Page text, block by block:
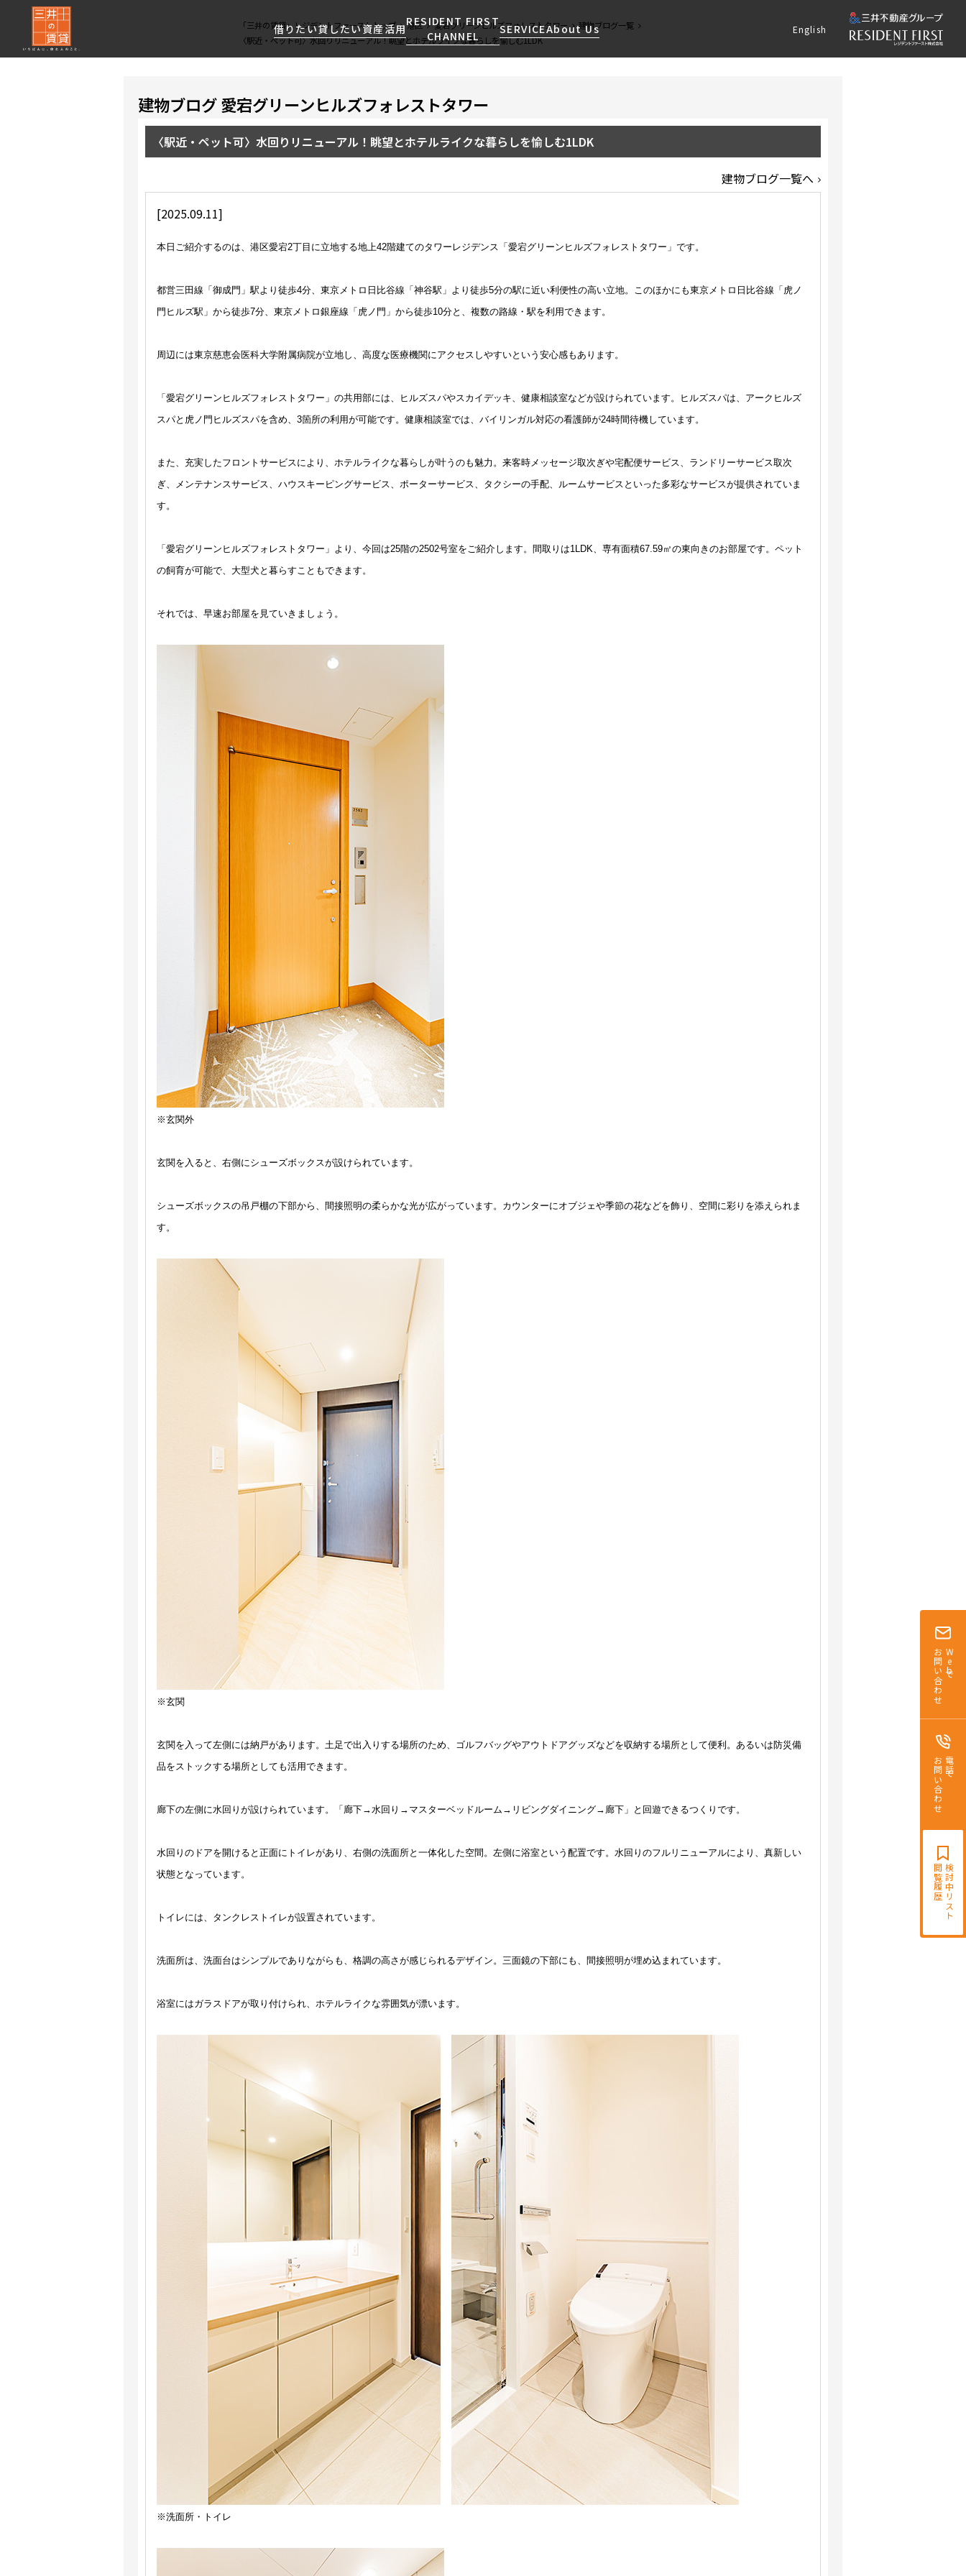
借りたい貸したい資産活用
RESIDENT FIRST
CHANNEL
SERVICEAbout Us
About Us
私たちレジデントファーストの思いや
ご提供するサービスをご紹介します
レジデントファーストについて
事業案内
借りたい
厳選した都心の上質な賃貸マンションを数多
くご提案します
検索する
人気エリアから探す
区から探す
キーワードから探す
新着情報から探す
ニュースから探す
こだわり一覧
プレミアムマンション
当社限定(港区・渋谷区以外)
分譲賃貸
賃料改定
コンシェルジュ付き
ブランドマンション
貸したい
賃貸運営をお考えのオーナー様に
最適なプランをご提案します
賃貸運営
資産活用
分譲マンションのご購入、売却の
ご相談も承ります
販売マンション
RESIDENT
FIRST CHANNEL
NEWS
商店街のある暮らし
SERVICE
レジデントファーストが提供する
各種サービスをご紹介します
営業窓口
RESIDENT FIRST
よくあるご質問
【仲介会社様向け】当社仲介
English
Webで
お問い合わせ
電話で
お問い合わせ
検討中リスト
閲覧履歴
「三井の賃貸」レジデントファーストトップ 港区 愛宕グリーンヒルズフォレストタワー
建物ブログ一覧
〈駅近・ペット可〉水回りリニューアル！眺望とホテルライクな暮らしを愉しむ1LDK
建物ブログ 愛宕グリーンヒルズフォレストタワー
〈駅近・ペット可〉水回りリニューアル！眺望とホテルライクな暮らしを愉しむ1LDK
建物ブログ一覧へ
[2025.09.11]
本日ご紹介するのは、港区愛宕2丁目に立地する地上42階建てのタワーレジデンス「愛宕グリーンヒルズフォレストタワー」です。
都営三田線「御成門」駅より徒歩4分、東京メトロ日比谷線「神谷駅」より徒歩5分の駅に近い利便性の高い立地。このほかにも東京メトロ日比谷線「虎ノ
門ヒルズ駅」から徒歩7分、東京メトロ銀座線「虎ノ門」から徒歩10分と、複数の路線・駅を利用できます。
周辺には東京慈恵会医科大学附属病院が立地し、高度な医療機関にアクセスしやすいという安心感もあります。
「愛宕グリーンヒルズフォレストタワー」の共用部には、ヒルズスパやスカイデッキ、健康相談室などが設けられています。ヒルズスパは、アークヒルズ
スパと虎ノ門ヒルズスパを含め、3箇所の利用が可能です。健康相談室では、バイリンガル対応の看護師が24時間待機しています。
また、充実したフロントサービスにより、ホテルライクな暮らしが叶うのも魅力。来客時メッセージ取次ぎや宅配便サービス、ランドリーサービス取次
ぎ、メンテナンスサービス、ハウスキーピングサービス、ポーターサービス、タクシーの手配、ルームサービスといった多彩なサービスが提供されていま
す。
「愛宕グリーンヒルズフォレストタワー」より、今回は25階の2502号室をご紹介します。間取りは1LDK、専有面積67.59㎡の東向きのお部屋です。ペット
の飼育が可能で、大型犬と暮らすこともできます。
それでは、早速お部屋を見ていきましょう。
※玄関外
玄関を入ると、右側にシューズボックスが設けられています。
シューズボックスの吊戸棚の下部から、間接照明の柔らかな光が広がっています。カウンターにオブジェや季節の花などを飾り、空間に彩りを添えられま
す。
※玄関
玄関を入って左側には納戸があります。土足で出入りする場所のため、ゴルフバッグやアウトドアグッズなどを収納する場所として便利。あるいは防災備
品をストックする場所としても活用できます。
廊下の左側に水回りが設けられています。「廊下→水回り→マスターベッドルーム→リビングダイニング→廊下」と回遊できるつくりです。
水回りのドアを開けると正面にトイレがあり、右側の洗面所と一体化した空間。左側に浴室という配置です。水回りのフルリニューアルにより、真新しい
状態となっています。
トイレには、タンクレストイレが設置されています。
洗面所は、洗面台はシンプルでありながらも、格調の高さが感じられるデザイン。三面鏡の下部にも、間接照明が埋め込まれています。
浴室にはガラスドアが取り付けられ、ホテルライクな雰囲気が漂います。
※洗面所・トイレ